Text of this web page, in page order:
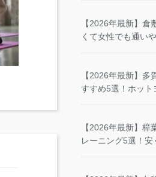
【2026年最新】
くて女性でも通い
【2026年最新】多
すすめ5選！ホット
【2026年最新】樟
レーニング5選！安